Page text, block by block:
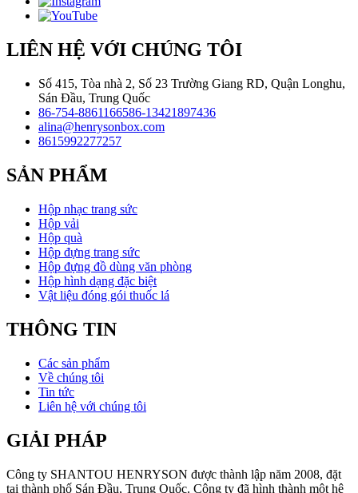
LIÊN HỆ VỚI CHÚNG TÔI
Số 415, Tòa nhà 2, Số 23 Trường Giang RD, Quận Longhu,
Sán Đầu, Trung Quốc
86-754-8861166586-13421897436
alina@henrysonbox.com
8615992277257
SẢN PHẨM
Hộp nhạc trang sức
Hộp vải
Hộp quà
Hộp đựng trang sức
Hộp đựng đồ dùng văn phòng
Hộp hình dạng đặc biệt
Vật liệu đóng gói thuốc lá
THÔNG TIN
Các sản phẩm
Về chúng tôi
Tin tức
Liên hệ với chúng tôi
GIẢI PHÁP
Công ty SHANTOU HENRYSON được thành lập năm 2008, đặt
tại thành phố Sán Đầu, Trung Quốc. Công ty đã hình thành một hệ